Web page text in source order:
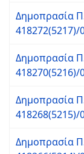
Δημοπρασία
418272(5217)/
Δημοπρασία
418270(5216)/
Δημοπρασία
418268(5215)/
Δημοπρασία